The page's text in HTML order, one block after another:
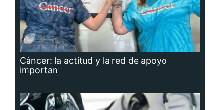
Cáncer: la actitud y la red de apoyo
importan